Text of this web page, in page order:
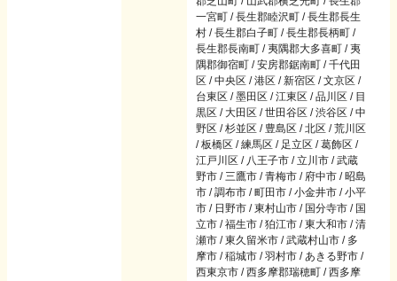
一宮町 / 長生郡睦沢町 / 長生郡長生
村 / 長生郡白子町 / 長生郡長柄町 /
長生郡長南町 / 夷隅郡大多喜町 / 夷
隅郡御宿町 / 安房郡鋸南町 / 千代田
区 / 中央区 / 港区 / 新宿区 / 文京区 /
台東区 / 墨田区 / 江東区 / 品川区 / 目
黒区 / 大田区 / 世田谷区 / 渋谷区 / 中
野区 / 杉並区 / 豊島区 / 北区 / 荒川区
/ 板橋区 / 練馬区 / 足立区 / 葛飾区 /
江戸川区 / 八王子市 / 立川市 / 武蔵
野市 / 三鷹市 / 青梅市 / 府中市 / 昭島
市 / 調布市 / 町田市 / 小金井市 / 小平
市 / 日野市 / 東村山市 / 国分寺市 / 国
立市 / 福生市 / 狛江市 / 東大和市 / 清
瀬市 / 東久留米市 / 武蔵村山市 / 多
摩市 / 稲城市 / 羽村市 / あきる野市 /
西東京市 / 西多摩郡瑞穂町 / 西多摩